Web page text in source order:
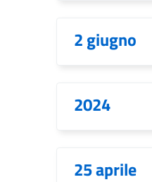
2 giugno
2024
25 aprile